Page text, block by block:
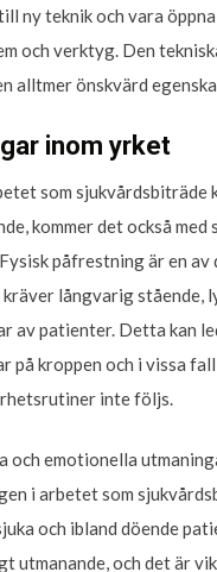
ny teknik och vara
och verktyg. Den
alltmer önskvärd
inom yrket
som sjukvårdsbiträde
kommer det också med
påfrestning är en av
långvarig stående,
av patienter. Detta kan
på kroppen och i vissa
inte följs.
och emotionella
i arbetet som
och ibland döende
utmanande, och det är